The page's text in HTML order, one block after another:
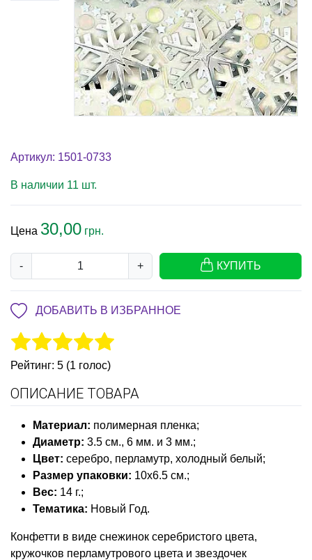
Артикул: 1501-0733
В наличии 11 шт.
Цена 30,00 грн.
- + КУПИТЬ
ДОБАВИТЬ В ИЗБРАННОЕ
Рейтинг: 5 (1 голос)
ОПИСАНИЕ ТОВАРА
Материал: полимерная пленка;
Диаметр: 3.5 см., 6 мм. и 3 мм.;
Цвет: серебро, перламутр, холодный белый;
Размер упаковки: 10х6.5 см.;
Вес: 14 г.;
Тематика: Новый Год.
Конфетти в виде снежинок серебристого цвета,
кружочков перламутрового цвета и звездочек